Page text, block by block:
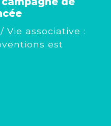
/ Vie associative :
est